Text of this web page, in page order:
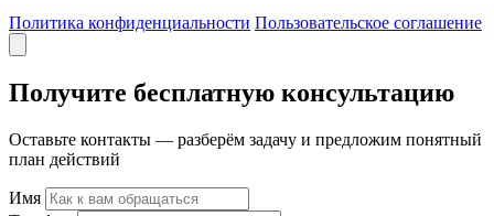
Политика конфиденциальности Пользовательское соглашение
Получите бесплатную консультацию
Оставьте контакты — разберём задачу и предложим понятный
план действий
Имя